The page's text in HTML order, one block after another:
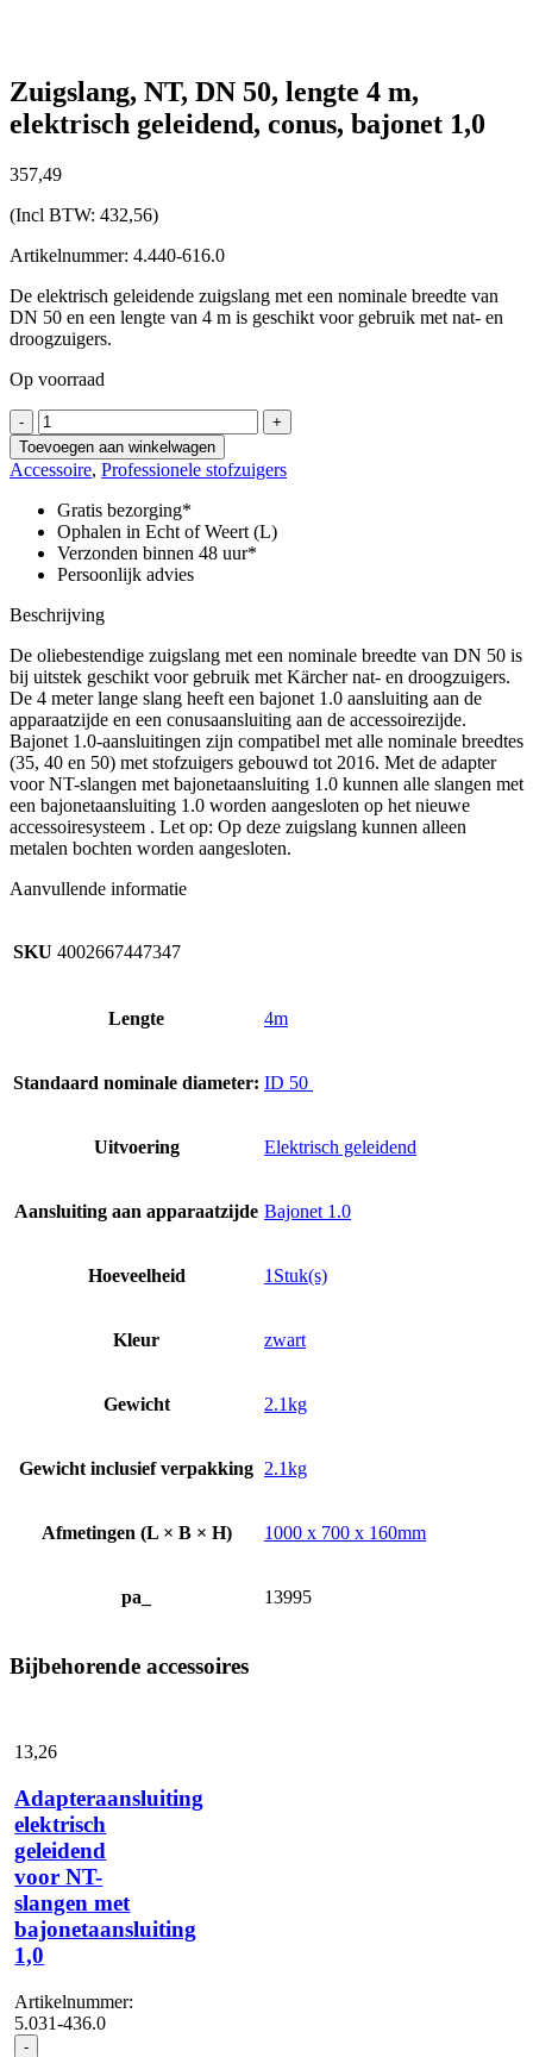
Zuigslang, NT, DN 50, lengte 4 m,
elektrisch geleidend, conus, bajonet 1,0
357,49
(Incl BTW: 432,56)
Artikelnummer: 4.440-616.0
De elektrisch geleidende zuigslang met een nominale breedte van
DN 50 en een lengte van 4 m is geschikt voor gebruik met nat- en
droogzuigers.
Op voorraad
-
Zuigslang,
NT,
DN
50,
lengte
4
m,
elektrisch
conus,
1,0
aantal
+
Toevoegen aan winkelwagen
Accessoire, Professionele stofzuigers
Gratis bezorging*
Ophalen in Echt of Weert (L)
Verzonden binnen 48 uur*
Persoonlijk advies
Beschrijving
De oliebestendige zuigslang met een nominale breedte van DN 50 is
bij uitstek geschikt voor gebruik met Kärcher nat- en droogzuigers.
De 4 meter lange slang heeft een bajonet 1.0 aansluiting aan de
apparaatzijde en een conusaansluiting aan de accessoirezijde.
Bajonet 1.0-aansluitingen zijn compatibel met alle nominale breedtes
(35, 40 en 50) met stofzuigers gebouwd tot 2016. Met de adapter
voor NT-slangen met bajonetaansluiting 1.0 kunnen alle slangen met
een bajonetaansluiting 1.0 worden aangesloten op het nieuwe
accessoiresysteem . Let op: Op deze zuigslang kunnen alleen
metalen bochten worden aangesloten.
Aanvullende informatie
SKU 4002667447347
Lengte 4m
Standaard nominale diameter: ID 50
Uitvoering Elektrisch geleidend
Aansluiting aan apparaatzijde Bajonet 1.0
Hoeveelheid 1Stuk(s)
Kleur zwart
Gewicht 2.1kg
Gewicht inclusief verpakking 2.1kg
Afmetingen (L × B × H) 1000 x 700 x 160mm
pa_ 13995
Bijbehorende accessoires
13,26
Adapteraansluiting
elektrisch
geleidend
voor NT-
slangen met
bajonetaansluiting
1,0
Artikelnummer:
5.031-436.0
- Adapteraansluiting